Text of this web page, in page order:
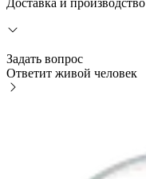
Задать вопрос
Ответит живой человек